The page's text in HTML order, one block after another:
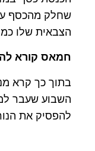
שחלק מהכסף
הצבאית שלו
חמאס קורא
בתוך כך קרא
השבוע שעבר
להפסיק את